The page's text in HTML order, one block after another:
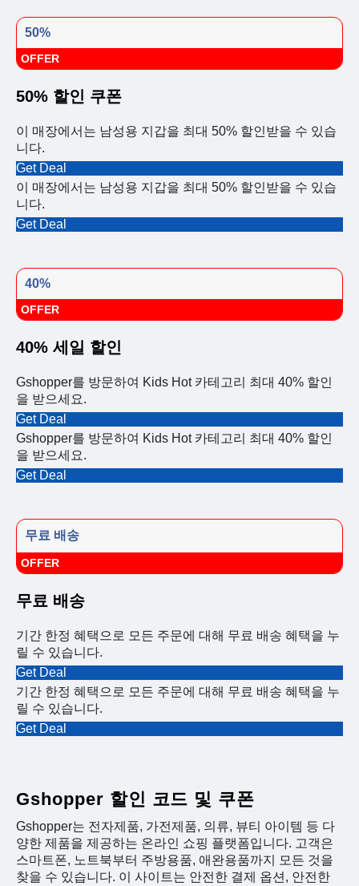
50%
OFFER
50% 할인 쿠폰
이 매장에서는 남성용 지갑을 최대 50% 할인받을 수 있습
니다.
Get Deal
이 매장에서는 남성용 지갑을 최대 50% 할인받을 수 있습
니다.
Get Deal
40%
OFFER
40% 세일 할인
Gshopper를 방문하여 Kids Hot 카테고리 최대 40% 할인
을 받으세요.
Get Deal
Gshopper를 방문하여 Kids Hot 카테고리 최대 40% 할인
을 받으세요.
Get Deal
무료 배송
OFFER
무료 배송
기간 한정 혜택으로 모든 주문에 대해 무료 배송 혜택을 누
릴 수 있습니다.
Get Deal
기간 한정 혜택으로 모든 주문에 대해 무료 배송 혜택을 누
릴 수 있습니다.
Get Deal
Gshopper 할인 코드 및 쿠폰
Gshopper는 전자제품, 가전제품, 의류, 뷰티 아이템 등 다
양한 제품을 제공하는 온라인 쇼핑 플랫폼입니다. 고객은
스마트폰, 노트북부터 주방용품, 애완용품까지 모든 것을
찾을 수 있습니다. 이 사이트는 안전한 결제 옵션, 안전한